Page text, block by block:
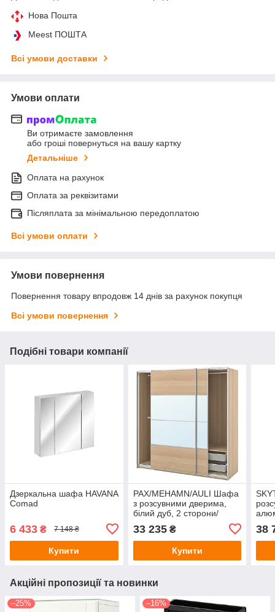
Нова Пошта
Meest ПОШТА
Всі умови доставки
Умови оплати
Ви отримаєте замовлення
або гроші повернуться на вашу картку
Детальніше
Оплата на рахунок
Оплата за реквізитами
Післяплата за мінімальною передоплатою
Всі умови оплати
Умови повернення
Повернення товару впродовж 14 днів за рахунок покупця
Всі умови повернення
Подібні товари компанії
Дзеркальна шафа HAVANA
Comad
6 433 ₴ 7 148 ₴
Купити
PAX/MEHAMN/AULI Шафа
з розсувними дверима,
білий дуб, 2 сторони/
200x66x201 см IKEA
795.613.71
33 235₴
Купити
38
Акційні пропозиції та новинки
–25% –16%